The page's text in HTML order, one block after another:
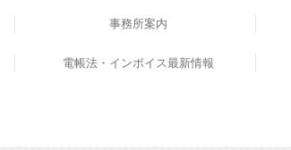
事務所案内
事務所概要
書籍のご案内
電帳法・インボイス最新情報